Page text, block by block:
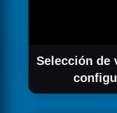
Selección de
Verificamos la